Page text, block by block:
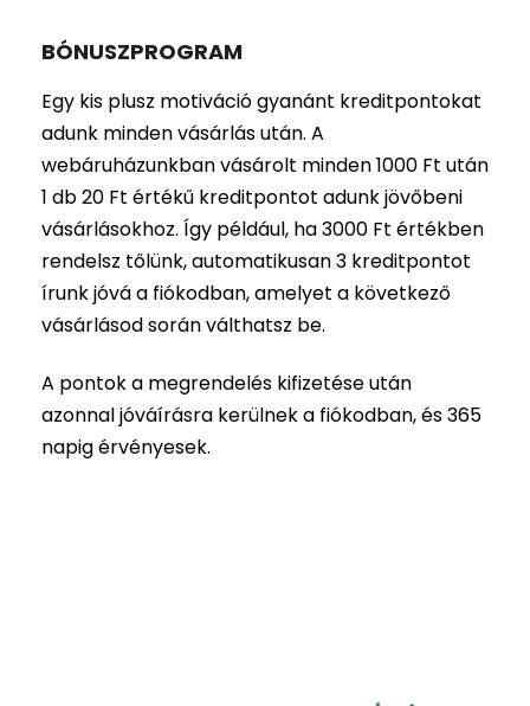
BÓNUSZPROGRAM
Egy kis plusz motiváció gyanánt kreditpontokat
adunk minden vásárlás után. A
webáruházunkban vásárolt minden 1000 Ft után
1 db 20 Ft értékű kreditpontot adunk jövőbeni
vásárlásokhoz. Így például, ha 3000 Ft értékben
rendelsz tőlünk, automatikusan 3 kreditpontot
írunk jóvá a fiókodban, amelyet a következő
vásárlásod során válthatsz be.
A pontok a megrendelés kifizetése után
azonnal jóváírásra kerülnek a fiókodban, és 365
napig érvényesek.